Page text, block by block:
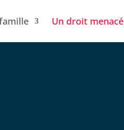
Un droit menacé